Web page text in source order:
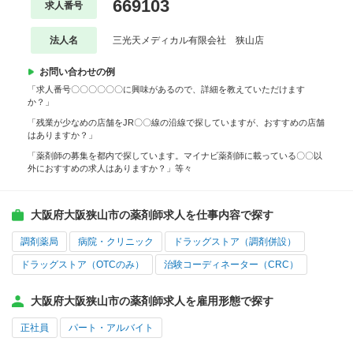
求人番号 669103
法人名 三光天メディカル有限会社 狭山店
お問い合わせの例
「求人番号〇〇〇〇〇〇に興味があるので、詳細を教えていただけます
か？」
「残業が少なめの店舗をJR〇〇線の沿線で探していますが、おすすめの店舗
はありますか？」
「薬剤師の募集を都内で探しています。マイナビ薬剤師に載っている〇〇以
外におすすめの求人はありますか？」等々
大阪府大阪狭山市の薬剤師求人を仕事内容で探す
調剤薬局 病院・クリニック ドラッグストア（調剤併設）
ドラッグストア（OTCのみ） 治験コーディネーター（CRC）
大阪府大阪狭山市の薬剤師求人を雇用形態で探す
正社員 パート・アルバイト